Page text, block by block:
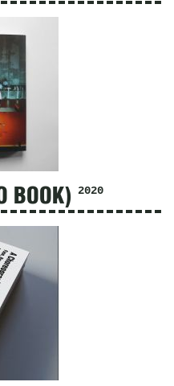
BOOK) 2020